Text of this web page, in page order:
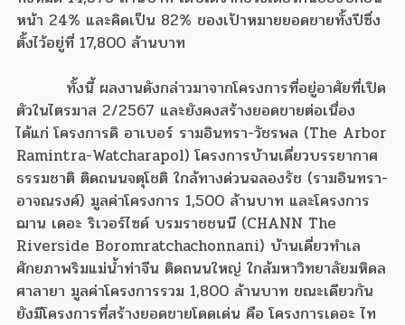
หน้า 24% และคิดเป็น 82% ของเป้าหมายยอดขายทั้งปีซึ่ง
ตั้งไว้อยู่ที่ 17,800 ล้านบาท
ทั้งนี้ ผลงานดังกล่าวมาจากโครงการที่อยู่อาศัยที่เปิด
ตัวในไตรมาส 2/2567 และยังคงสร้างยอดขายต่อเนื่อง
ได้แก่ โครงการดิ อาเบอร์ รามอินทรา-วัชรพล (The Arbor
Ramintra-Watcharapol) โครงการบ้านเดี่ยวบรรยากาศ
ธรรมชาติ ติดถนนจตุโชติ ใกล้ทางด่วนฉลองรัช (รามอินทรา-
อาจณรงค์) มูลค่าโครงการ 1,500 ล้านบาท และโครงการ
ฌาน เดอะ ริเวอร์ไซด์ บรมราชชนนี (CHANN The
Riverside Boromratchachonnani) บ้านเดี่ยวทำเล
ศักยภาพริมแม่น้ำท่าจีน ติดถนนใหญ่ ใกล้มหาวิทยาลัยมหิดล
ศาลายา มูลค่าโครงการรวม 1,800 ล้านบาท ขณะเดียวกัน
ยังมีโครงการที่สร้างยอดขายโดดเด่น คือ โครงการเดอะ ไท